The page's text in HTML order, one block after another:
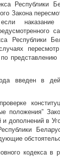
Республики
Закона
Республики
введен в
положения”
и дополнений в
кодекса в